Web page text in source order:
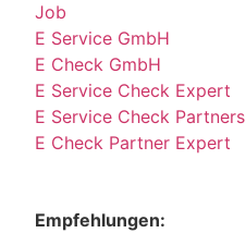
Job
E Service GmbH
E Check GmbH
E Service Check Expert
E Service Check Partners
E Check Partner Expert
Empfehlungen: